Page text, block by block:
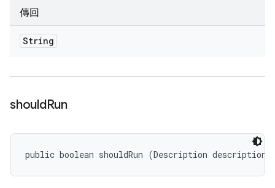
傳回
String
shouldRun
public boolean shouldRun (Description description)